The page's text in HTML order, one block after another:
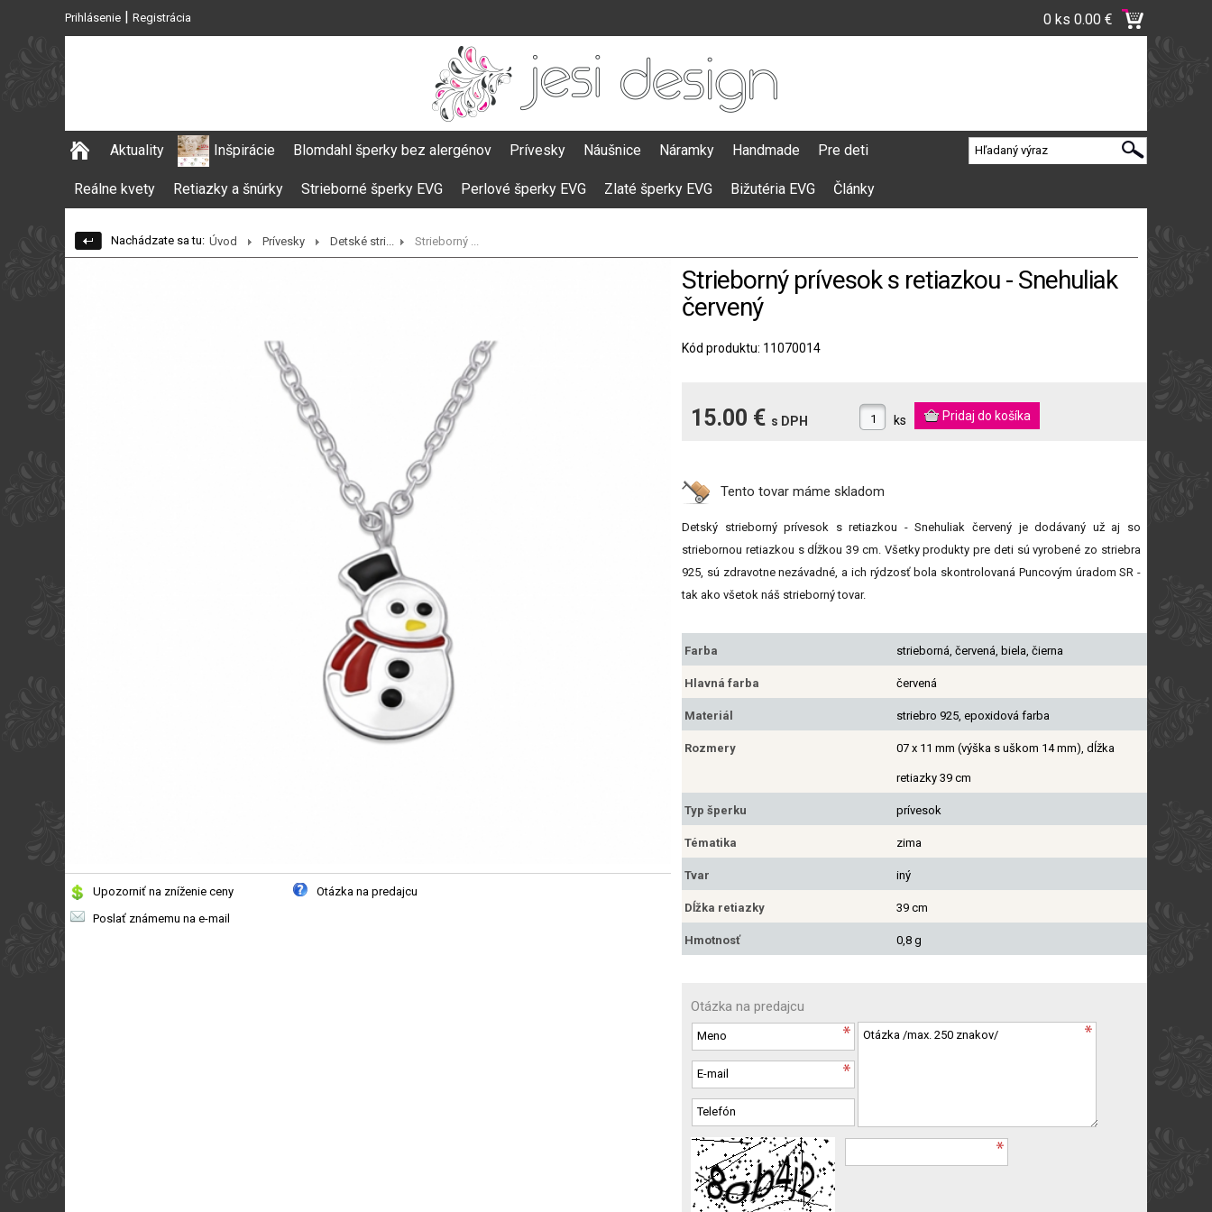
Prihlásenie | Registrácia 0 ks 0.00 €
Aktuality Inšpirácie Blomdahl šperky bez alergénov Prívesky Náušnice Náramky Handmade Pre deti
Reálne kvety Retiazky a šnúrky Strieborné šperky EVG Perlové šperky EVG Zlaté šperky EVG Bižutéria EVG Články
Nachádzate sa tu: Úvod Prívesky Detské stri... Strieborný ...
Upozorniť na zníženie ceny
Otázka na predajcu
Poslať známemu na e-mail
Strieborný prívesok s retiazkou - Snehuliak
červený
Kód produktu: 11070014
15.00 € s DPH ks
Tento tovar máme skladom
Detský strieborný prívesok s retiazkou - Snehuliak červený je dodávaný už aj so
striebornou retiazkou s dĺžkou 39 cm. Všetky produkty pre deti sú vyrobené zo striebra
925, sú zdravotne nezávadné, a ich rýdzosť bola skontrolovaná Puncovým úradom SR -
tak ako všetok náš strieborný tovar.
Farba strieborná, červená, biela, čierna
Hlavná farba červená
Materiál striebro 925, epoxidová farba
Rozmery 07 x 11 mm (výška s uškom 14 mm), dĺžka
retiazky 39 cm
Typ šperku prívesok
Tématika zima
Tvar iný
Dĺžka retiazky 39 cm
Hmotnosť 0,8 g
Otázka na predajcu